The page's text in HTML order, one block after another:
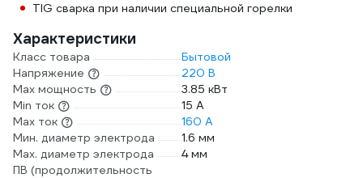
ТIG сварка при наличии специальной горелки
Характеристики
Класс товара
Бытовой
Напряжение
220 В
Max мощность
3.85 кВт
Min ток
15 А
Max ток
160 А
Мин. диаметр электрода
1.6 мм
Мах. диаметр электрода
4 мм
ПВ (продолжительность